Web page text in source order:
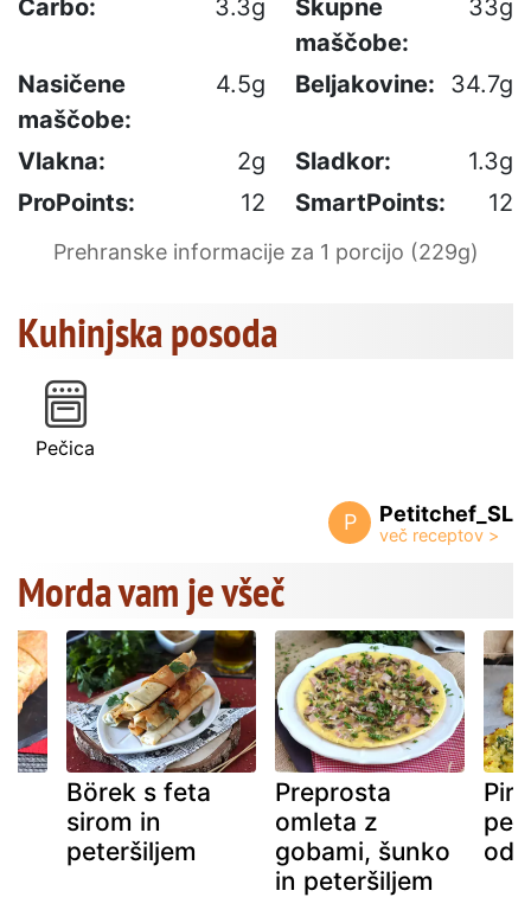
Carbo: 3.3g
Skupne
maščobe:
33g
Nasičene
maščobe:
4.5g Beljakovine: 34.7g
Vlakna: 2g Sladkor:
1.3g
ProPoints:
12 SmartPoints: 12
Prehranske informacije za 1 porcijo (229g)
Kuhinjska posoda
Pečica
P Petitchef_SL
Morda vam je všeč
Börek s feta
sirom in
peteršiljem
Preprosta
omleta z
gobami, šunko
in peteršiljem